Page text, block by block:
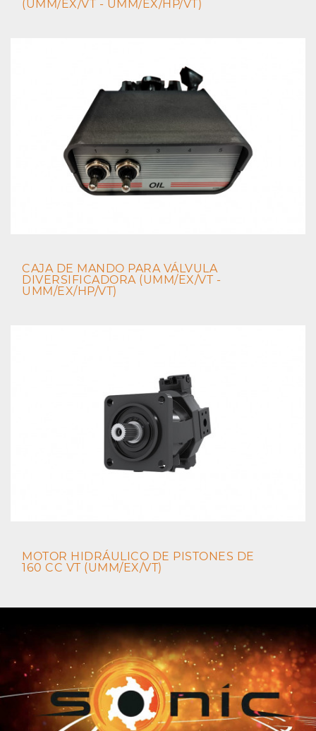
(UMM/EX/VT - UMM/EX/HP/VT)
CAJA DE MANDO PARA VÁLVULA
DIVERSIFICADORA (UMM/EX/VT -
UMM/EX/HP/VT)
MOTOR HIDRÁULICO DE PISTONES DE
160 CC VT (UMM/EX/VT)